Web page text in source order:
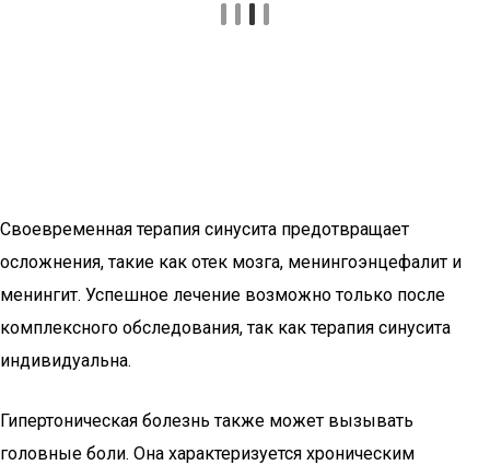
Своевременная терапия синусита предотвращает
осложнения, такие как отек мозга, менингоэнцефалит и
менингит. Успешное лечение возможно только после
комплексного обследования, так как терапия синусита
индивидуальна.
Гипертоническая болезнь также может вызывать
головные боли. Она характеризуется хроническим